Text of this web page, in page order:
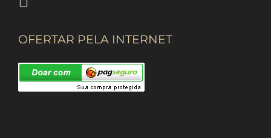
OFERTAR PELA INTERNET